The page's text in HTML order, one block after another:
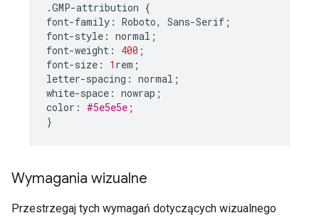
.GMP-attribution {
font-family : Roboto, Sans-Serif ;
font-style : normal ;
font-weight : 400 ;
font-size : 1 rem ;
letter-spacing : normal ;
white-space : nowrap ;
color : #5e5e5e;
}
Wymagania wizualne
Przestrzegaj tych wymagań dotyczących wizualnego